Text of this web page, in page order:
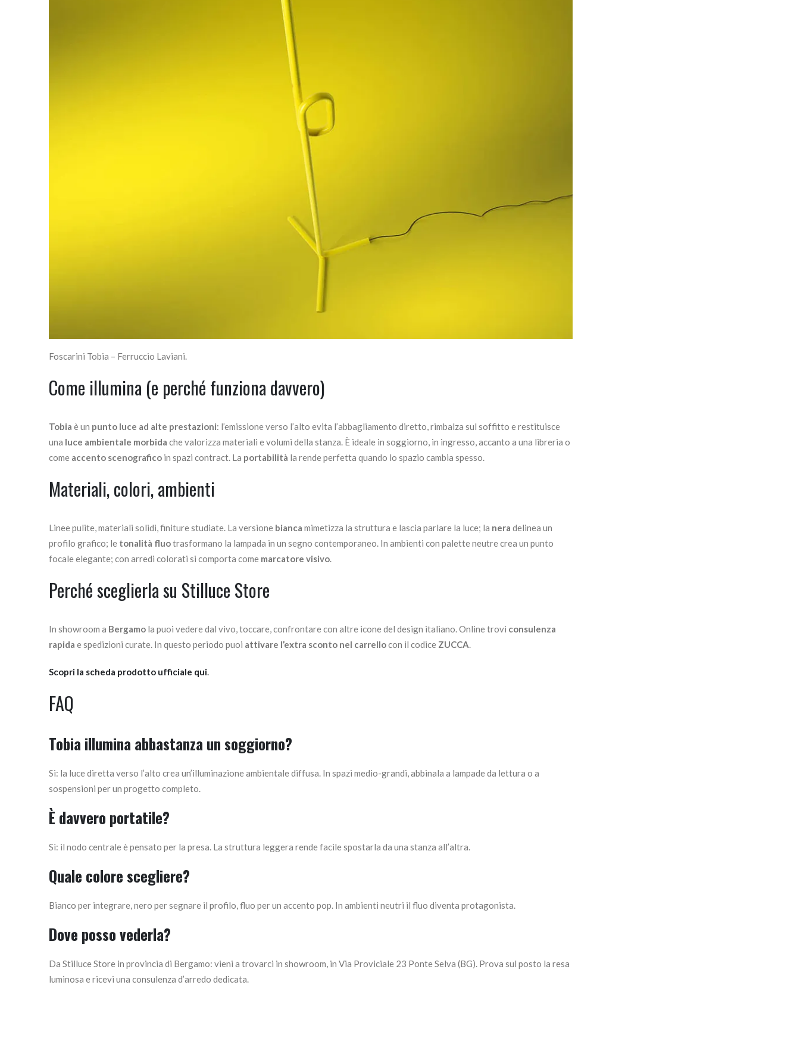
Foscarini Tobia – Ferruccio Laviani.
Come illumina (e perché funziona davvero)
Tobia è un punto luce ad alte prestazioni: l’emissione verso l’alto evita l’abbagliamento diretto, rimbalza sul soffitto e restituisce
una luce ambientale morbida che valorizza materiali e volumi della stanza. È ideale in soggiorno, in ingresso, accanto a una libreria o
come accento scenografico in spazi contract. La portabilità la rende perfetta quando lo spazio cambia spesso.
Materiali, colori, ambienti
Linee pulite, materiali solidi, finiture studiate. La versione bianca mimetizza la struttura e lascia parlare la luce; la nera delinea un
profilo grafico; le tonalità fluotrasformano la lampada in un segno contemporaneo. In ambienti con palette neutre crea un punto
focale elegante; con arredi colorati si comporta come marcatore visivo.
Perché sceglierla su Stilluce Store
In showroom a Bergamo la puoi vedere dal vivo, toccare, confrontare con altre icone del design italiano. Online trovi consulenza
rapida e spedizioni curate. In questo periodo puoi attivare l’extra sconto nel carrellocon il codice ZUCCA.
Scopri la scheda prodotto ufficiale qui.
FAQ
Tobia illumina abbastanza un soggiorno?
Sì: la luce diretta verso l’alto crea un’illuminazione ambientale diffusa. In spazi medio-grandi, abbinala a lampade da lettura o a
sospensioni per un progetto completo.
È davvero portatile?
Sì: il nodo centrale è pensato per la presa. La struttura leggera rende facile spostarla da una stanza all’altra.
Quale colore scegliere?
Bianco per integrare, nero per segnare il profilo, fluo per un accento pop. In ambienti neutri il fluo diventa protagonista.
Dove posso vederla?
Da Stilluce Store in provincia di Bergamo: vieni a trovarci in showroom, in Via Proviciale 23 Ponte Selva (BG). Prova sul posto la resa
luminosa e ricevi una consulenza d’arredo dedicata.